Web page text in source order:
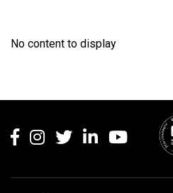
No content to display